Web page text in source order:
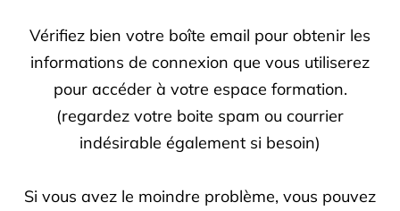
Vérifiez bien votre boîte email pour obtenir les
informations de connexion que vous utiliserez
pour accéder à votre espace formation.
(regardez votre boite spam ou courrier
indésirable également si besoin)
Si vous avez le moindre problème, vous pouvez